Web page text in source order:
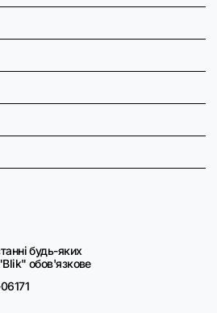
будь-яких
обов'язкове